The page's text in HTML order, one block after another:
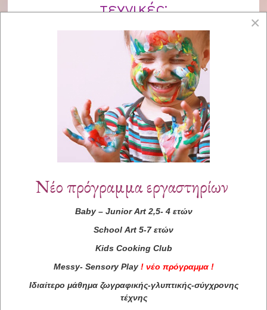
τεχνικές;
Πλαστελίνη, φυσικός και ψυχρός πηλός,
λάσπη, τεχνικές ανάγλυφο - εσώγλυφο -
ολόγλυφο - κορδόνι, φυσικά ζυμάρια,
χαρτοπολτός, παπιέ μασέ, ξυλοπολτός,
γύψος, κεραμικά, χειροποίητη πλαστελίνη με
κρεμόριο, πρόπλασμα, κ.α.
Συνεργάτες
×
Νέο πρόγραμμα εργαστηρίων
Baby– Junior Art2,5- 4 ετών
School Art 5-7 ετών
Kids Cooking Club
Messy- Sensory Play ! νέο πρόγραμμα !
Ιδιαίτερο μάθημα ζωγραφικής-γλυπτικής-σύγχρονης
τέχνης